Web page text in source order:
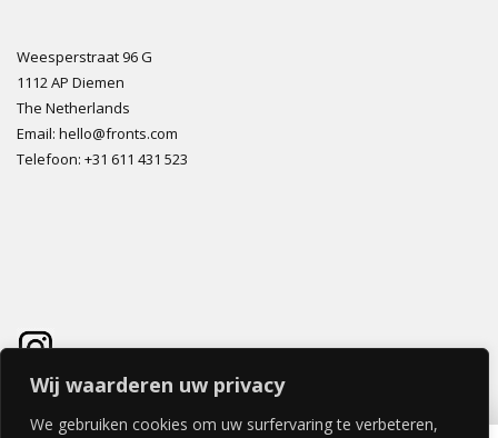
Wij waarderen uw privacy
We gebruiken cookies om uw surfervaring te verbeteren,
Weesperstraat 96 G
1112 AP Diemen
The Netherlands
Email: hello@fronts.com
Telefoon: +31 611 431 523